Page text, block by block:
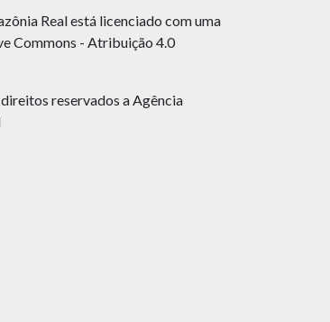
Real está licenciado com uma
Commons - Atribuição 4.0
reservados a Agência